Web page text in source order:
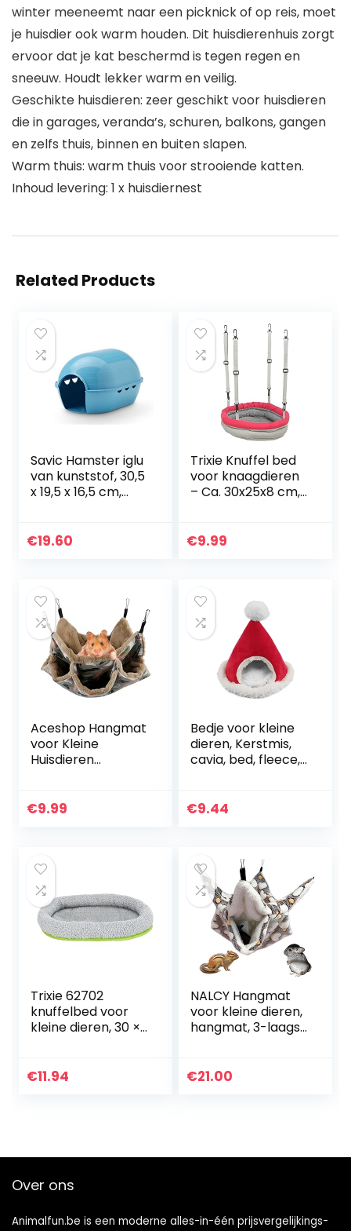
winter meeneemt naar een picknick of op reis, moet
je huisdier ook warm houden. Dit huisdierenhuis zorgt
ervoor dat je kat beschermd is tegen regen en
sneeuw. Houdt lekker warm en veilig.
Geschikte huisdieren: zeer geschikt voor huisdieren
die in garages, veranda’s, schuren, balkons, gangen
en zelfs thuis, binnen en buiten slapen.
Warm thuis: warm thuis voor strooiende katten.
Inhoud levering: 1 x huisdiernest
Related Products
Savic Hamster iglu
van kunststof, 30,5
x 19,5 x 16,5 cm,
€19.60
Trixie Knuffel bed
voor knaagdieren
– Ca. 30x25x8 cm,
€9.99
Aceshop Hangmat
voor Kleine
Huisdieren
Hangmat voor
€9.99
Bedje voor kleine
dieren, Kerstmis,
cavia, bed, fleece,
voor Nederlandse
€9.44
Trixie 62702
knuffelbed voor
kleine dieren, 30 ×
€11.94
NALCY Hangmat
voor kleine dieren,
hangmat, 3-laags
accessoires,
€21.00
Over ons
Animalfun.be is een moderne alles-in-één prijsvergelijkings-